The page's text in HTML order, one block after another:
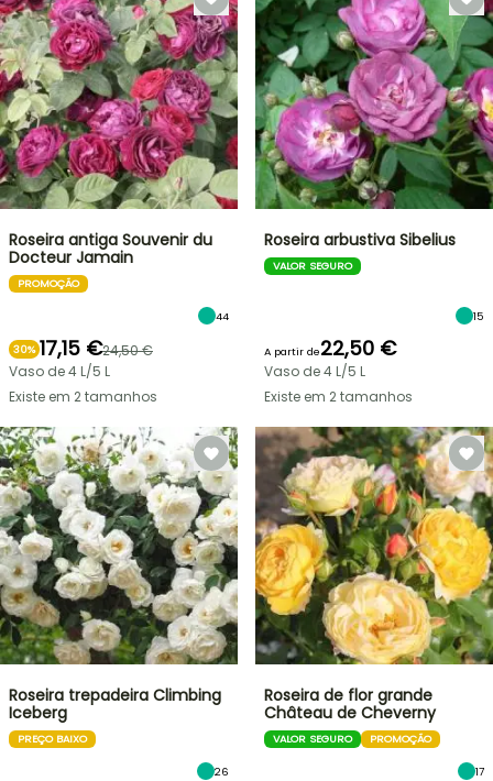
Roseira antiga Souvenir du
Docteur Jamain
PROMOÇÃO
44
30% 17,15 €24,50 €
Vaso de 4 L/5 L
Existe em 2 tamanhos
Roseira arbustiva Sibelius
VALOR SEGURO
15
A partir de22,50 €
Vaso de 4 L/5 L
Existe em 2 tamanhos
Roseira trepadeira Climbing
Iceberg
PREÇO BAIXO
26
Roseira de flor grande
Château de Cheverny
VALOR SEGURO PROMOÇÃO
17